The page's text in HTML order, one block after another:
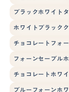
ブラックホワイト
ホワイトブラック
チョコレートフォ
フォーンセーブル
チョコレートホワ
ブルーフォーンホ